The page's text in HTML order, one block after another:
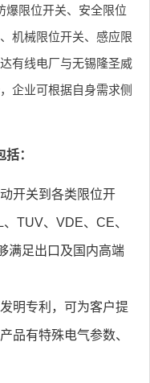
爆限位开关、安全限位
机械限位开关、感应限
有线电厂与无锡隆圣威
企业可根据自身需求侧
：
开关到各类限位开
TUV、VDE、CE、
满足出口及国内高端
明专利，可为客户提
品有特殊电气参数、